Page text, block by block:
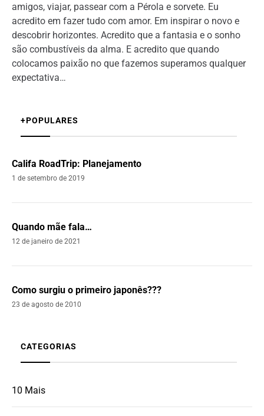
amigos, viajar, passear com a Pérola e sorvete. Eu
acredito em fazer tudo com amor. Em inspirar o novo e
descobrir horizontes. Acredito que a fantasia e o sonho
são combustíveis da alma. E acredito que quando
colocamos paixão no que fazemos superamos qualquer
expectativa…
+POPULARES
Califa RoadTrip: Planejamento
1 de setembro de 2019
Quando mãe fala…
12 de janeiro de 2021
Como surgiu o primeiro japonês???
23 de agosto de 2010
CATEGORIAS
10 Mais